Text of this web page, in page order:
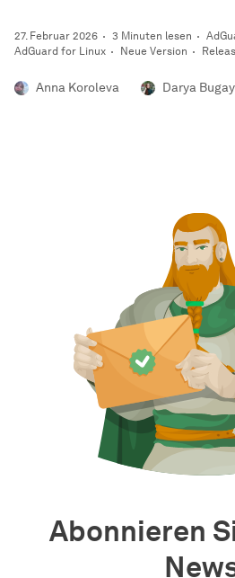
27. Februar 2026 3 Minuten lesen
AdGuard for Linux
Neue Version
Anna Koroleva Darya
Abonnieren